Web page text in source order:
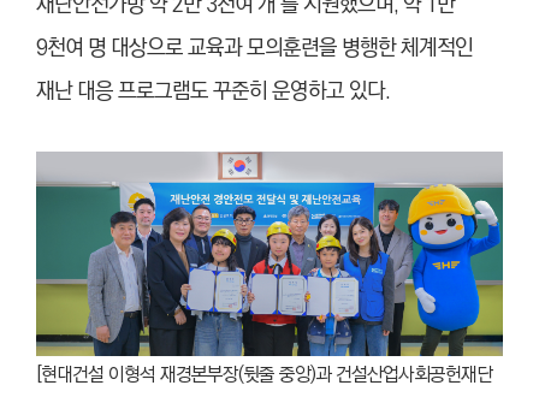
9천여 명 대상으로 교육과 모의훈련을 병행한 체계적인
재난 대응 프로그램도 꾸준히 운영하고 있다.
[현대건설 이형석 재경본부장(뒷줄 중앙)과 건설산업사회공헌재단